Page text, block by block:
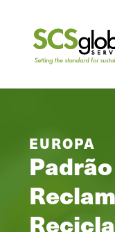
EUROPA